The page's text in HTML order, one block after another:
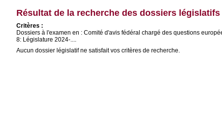
Résultat de la recherche des dossiers législatifs
Critères :
Dossiers à l'examen en : Comité d'avis fédéral chargé des questions
8: Législature 2024-....
Aucun dossier législatif ne satisfait vos critères de recherche.